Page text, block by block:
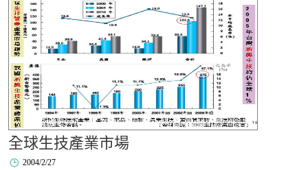
全球生技產業市場
2004/2/27